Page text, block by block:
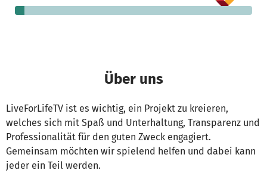
Über uns
LiveForLifeTV ist es wichtig, ein Projekt zu kreieren,
welches sich mit Spaß und Unterhaltung, Transparenz und
Professionalität für den guten Zweck engagiert.
Gemeinsam möchten wir spielend helfen und dabei kann
jeder ein Teil werden.